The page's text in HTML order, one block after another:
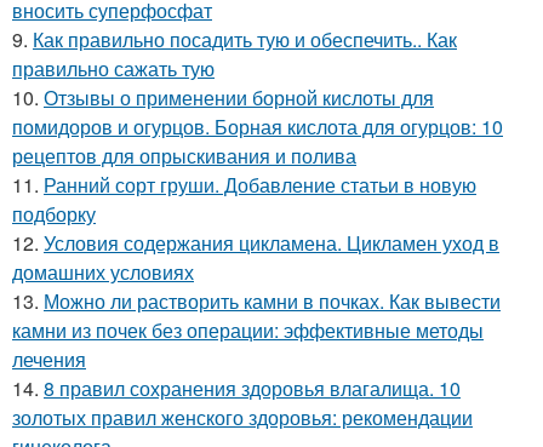
вносить суперфосфат
9. Как правильно посадить тую и обеспечить.. Как
правильно сажать тую
10. Отзывы о применении борной кислоты для
помидоров и огурцов. Борная кислота для огурцов: 10
рецептов для опрыскивания и полива
11. Ранний сорт груши. Добавление статьи в новую
подборку
12. Условия содержания цикламена. Цикламен уход в
домашних условиях
13. Можно ли растворить камни в почках. Как вывести
камни из почек без операции: эффективные методы
лечения
14. 8 правил сохранения здоровья влагалища. 10
золотых правил женского здоровья: рекомендации